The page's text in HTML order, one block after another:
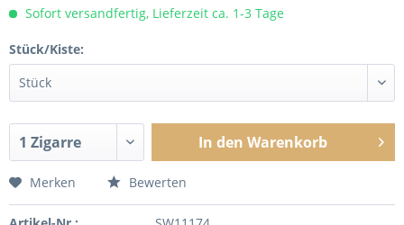
Sofort versandfertig, Lieferzeit ca. 1-3 Tage
Stück/Kiste:
In den Warenkorb
Merken Bewerten